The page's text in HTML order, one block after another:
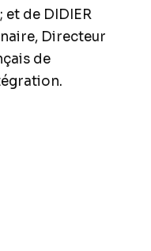
et de DIDIER
Directeur
de